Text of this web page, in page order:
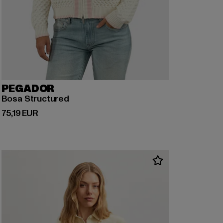
PEGADOR
Bosa Structured
75,19 EUR
Derzeitiger Preis: 75,19 EUR